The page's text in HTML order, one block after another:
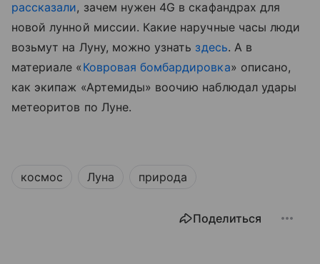
рассказали, зачем нужен 4G в скафандрах для
новой лунной миссии. Какие наручные часы люди
возьмут на Луну, можно узнать здесь. А в
материале « Ковровая бомбардировка» описано,
как экипаж «Артемиды» воочию наблюдал удары
метеоритов по Луне.
космос Луна природа
Поделиться